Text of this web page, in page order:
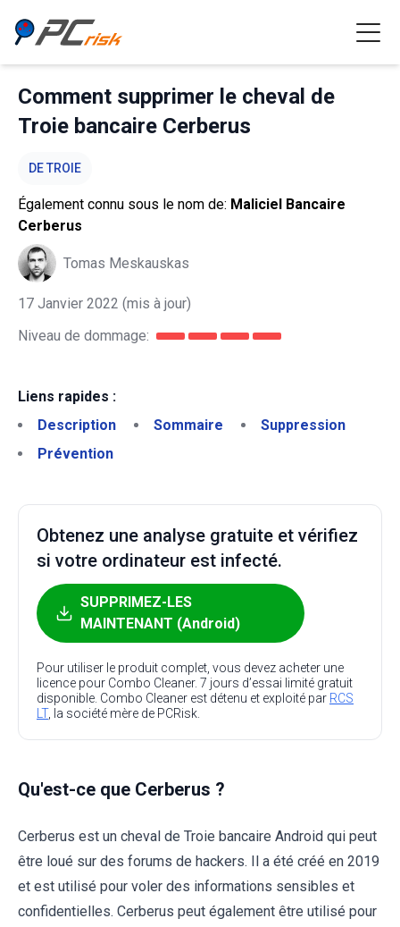
Comment supprimer le cheval de
Troie bancaire Cerberus
DE TROIE
Également connu sous le nom de: Maliciel Bancaire
Cerberus
Tomas Meskauskas
17 Janvier 2022 (mis à jour)
Niveau de dommage:
Liens rapides :
Description
Sommaire
Suppression
Prévention
Obtenez une analyse gratuite et vérifiez
si votre ordinateur est infecté.
SUPPRIMEZ-LES
MAINTENANT (Android)
Pour utiliser le produit complet, vous devez acheter une
licence pour Combo Cleaner. 7 jours d’essai limité gratuit
disponible. Combo Cleaner est détenu et exploité par RCS
LT, la société mère de PCRisk.
Qu'est-ce que Cerberus ?
Cerberus est un cheval de Troie bancaire Android qui peut
être loué sur des forums de hackers. Il a été créé en 2019
et est utilisé pour voler des informations sensibles et
confidentielles. Cerberus peut également être utilisé pour